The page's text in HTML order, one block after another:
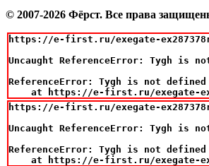
© 2007-2026 Фёрст. Все права
https://e-first.ru/exegate-
Uncaught ReferenceError: Tygh is
ReferenceError: Tygh is not defined
at https://e-first.ru/exegate-
https://e-first.ru/exegate-
Uncaught ReferenceError: Tygh is
ReferenceError: Tygh is not defined
at https://e-first.ru/exegate-